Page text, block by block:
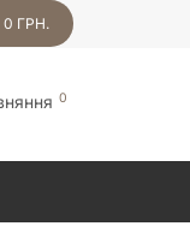
0 ГРН.
0